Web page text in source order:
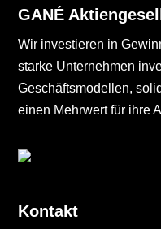
GANÉ
Wir investieren in
starke Unternehmen
Geschäftsmodellen,
einen Mehrwert für ihre
Kontakt